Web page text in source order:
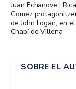
Juan Echanove i
Gómez
de John Logan, en
Chapí de Villena
SOBRE EL